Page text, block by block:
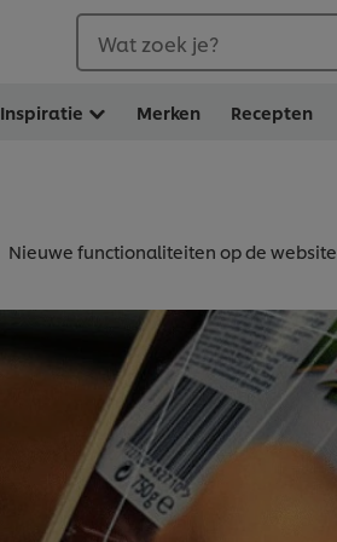
Wat zoek je?
Inspiratie Merken Recepten
Nieuwe functionaliteiten op de website